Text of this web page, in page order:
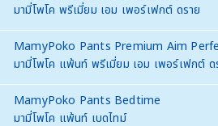
มามี่โพโค พรีเมี่ยม เอม เพอร์เฟกต์ ดราย
MamyPoko Pants Premium Aim
มามี่โพโค แพ้นท์ พรีเมี่ยม เอม เพอร์เฟกต์ ด
MamyPoko Pants Bedtime
มามี่โพโค แพ้นท์ เบดไทม์